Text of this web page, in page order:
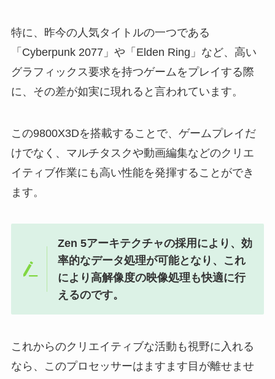
特に、昨今の人気タイトルの一つである
「Cyberpunk 2077」や「Elden Ring」など、高い
グラフィックス要求を持つゲームをプレイする際
に、その差が如実に現れると言われています。
この9800X3Dを搭載することで、ゲームプレイだ
けでなく、マルチタスクや動画編集などのクリエ
イティブ作業にも高い性能を発揮することができ
ます。
Zen 5アーキテクチャの採用により、効
率的なデータ処理が可能となり、これ
により高解像度の映像処理も快適に行
えるのです。
これからのクリエイティブな活動も視野に入れる
なら、このプロセッサーはますます目が離せませ